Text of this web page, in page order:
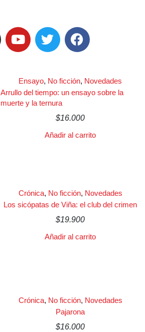
Ensayo, No ficción, Novedades
Arrullo del tiempo: un ensayo sobre la
muerte y la ternura
$16.000
Añadir al carrito
Crónica, No ficción, Novedades
Los sicópatas de Viña: el club del crimen
$19.900
Añadir al carrito
Crónica, No ficción, Novedades
Pajarona
$16.000